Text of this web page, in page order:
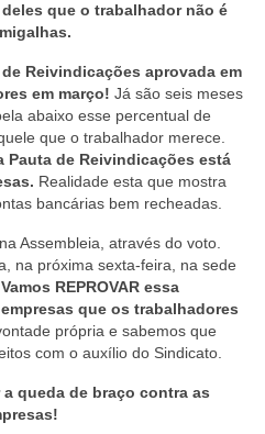
que o trabalhador não é
Reivindicações aprovada em
em março! Já são seis meses
abaixo esse percentual de
que o trabalhador merece.
Pauta de Reivindicações está
. Realidade esta que mostra
bancárias bem recheadas.
Assembleia, através do voto.
na próxima sexta-feira, na sede
Vamos REPROVAR essa
que os trabalhadores
própria e sabemos que
com o auxílio do Sindicato.
queda de braço contra as